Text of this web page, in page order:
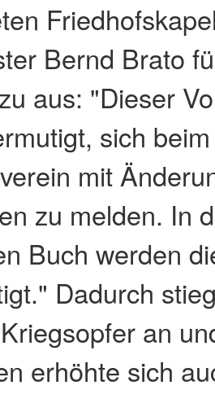
Bernd Brato
aus: "Dieser
sich
mit
zu melden. In
Buch werden
Dadurch
an
erhöhte sich